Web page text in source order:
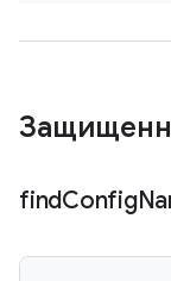
findConfig